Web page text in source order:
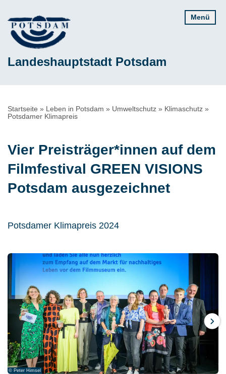
zum
Inhalt
Landeshauptstadt Potsdam
Menü
Pfadnavigation
Startseite Leben in Potsdam Umweltschutz
Klimaschutz
Potsdamer Klimapreis
Vier Preisträger*innen auf dem
Filmfestival GREEN VISIONS
Potsdam ausgezeichnet
Potsdamer Klimapreis 2024
© Peter Himsel
© Peter Himsel
© Peter Himsel
© Peter Himsel
© Peter Himsel
© Peter Himsel
© Peter Himsel
Weiter